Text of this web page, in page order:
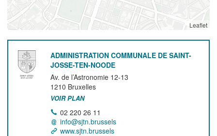
Leaflet
ADMINISTRATION COMMUNALE DE SAINT-
JOSSE-TEN-NOODE
Av. de l’Astronomie 12-13
1210 Bruxelles
VOIR PLAN
02 220 26 11
info@sjtn.brussels
www.sjtn.brussels